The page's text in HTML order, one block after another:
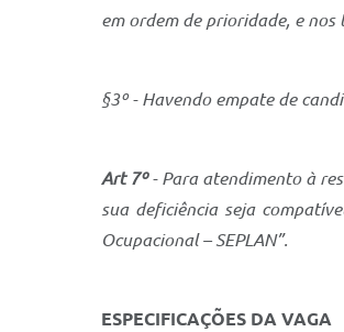
em ordem de prioridade, e
§3º - Havendo empate de
Art 7º- Para atendimento à
sua deficiência seja
Ocupacional – SEPLAN”.
ESPECIFICAÇÕES DA VAGA